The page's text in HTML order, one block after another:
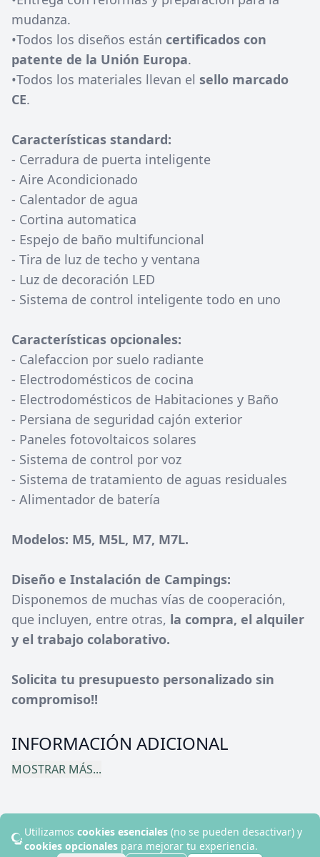
mudanza.
•Todos los diseños están certificados con
patente de la Unión Europa.
•Todos los materiales llevan el sello marcado
CE.
Características standard:
- Cerradura de puerta inteligente
- Aire Acondicionado
- Calentador de agua
- Cortina automatica
- Espejo de baño multifuncional
- Tira de luz de techo y ventana
- Luz de decoración LED
- Sistema de control inteligente todo en uno
Características opcionales:
- Calefaccion por suelo radiante
- Electrodomésticos de cocina
- Electrodomésticos de Habitaciones y Baño
- Persiana de seguridad cajón exterior
- Paneles fotovoltaicos solares
- Sistema de control por voz
- Sistema de tratamiento de aguas residuales
- Alimentador de batería
Modelos: M5, M5L, M7, M7L.
Diseño e Instalación de Campings:
Disponemos de muchas vías de cooperación,
que incluyen, entre otras, la compra, el alquiler
y el trabajo colaborativo.
Solicita tu presupuesto personalizado sin
compromiso!!
INFORMACIÓN ADICIONAL
MOSTRAR MÁS...
Utilizamos cookies esenciales(no se pueden desactivar) y
cookies opcionalespara mejorar tu experiencia.
© 2024 Disruptive Hotels. Todos los derechos reservados.